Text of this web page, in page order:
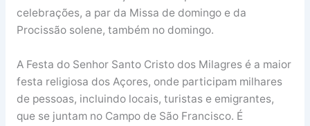
celebrações, a par da Missa de domingo e da
Procissão solene, também no domingo.
A Festa do Senhor Santo Cristo dos Milagres é a maior
festa religiosa dos Açores, onde participam milhares
de pessoas, incluindo locais, turistas e emigrantes,
que se juntam no Campo de São Francisco. É